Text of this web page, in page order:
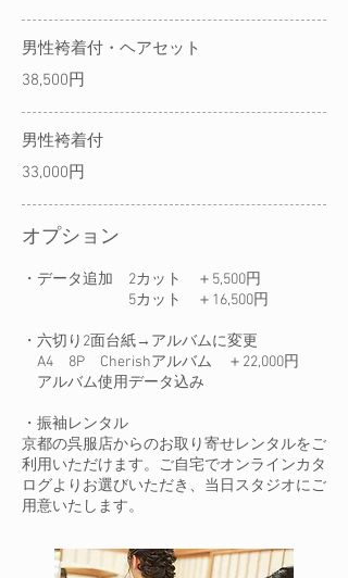
男性袴着付・ヘアセット
38,500円
男性袴着付
33,000円
オプション
・データ追加 2カット ＋5,500円
5カット ＋16,500円
・六切り2面台紙→アルバムに変更
A4 8P Cherishアルバム ＋22,000円
アルバム使用データ込み
・振袖レンタル
京都の呉服店からのお取り寄せレンタルをご
利用いただけます。ご自宅でオンラインカタ
ログよりお選びいただき、当日スタジオにご
用意いたします。